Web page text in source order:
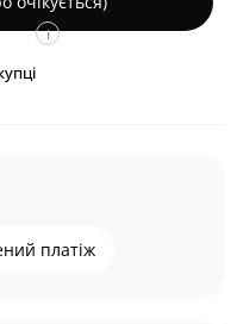
i
платіж